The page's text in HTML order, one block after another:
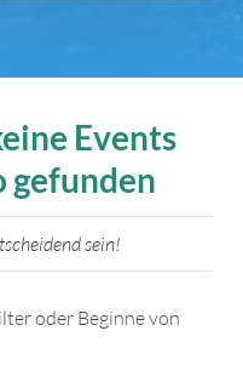
Events
gefunden
sein!
oder Beginne von